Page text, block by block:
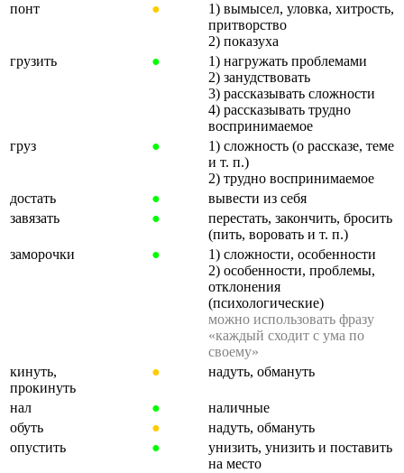
понт
●
1) вымысел, уловка, хитрость,
притворство
2) показуха
грузить
●
1) нагружать проблемами
2) занудствовать
3) рассказывать сложности
4) рассказывать трудно
воспринимаемое
груз
●
1) сложность (о рассказе, теме
и т. п.)
2) трудно воспринимаемое
достать
●
вывести из себя
завязать
●
перестать, закончить, бросить
(пить, воровать и т. п.)
заморочки
●
1) сложности, особенности
2) особенности, проблемы,
отклонения
(психологические)
можно использовать фразу
«каждый сходит с ума по
своему»
кинуть,
прокинуть
● надуть, обмануть
нал ●
наличные
обуть
●
надуть, обмануть
опустить
●
унизить, унизить и поставить
на место